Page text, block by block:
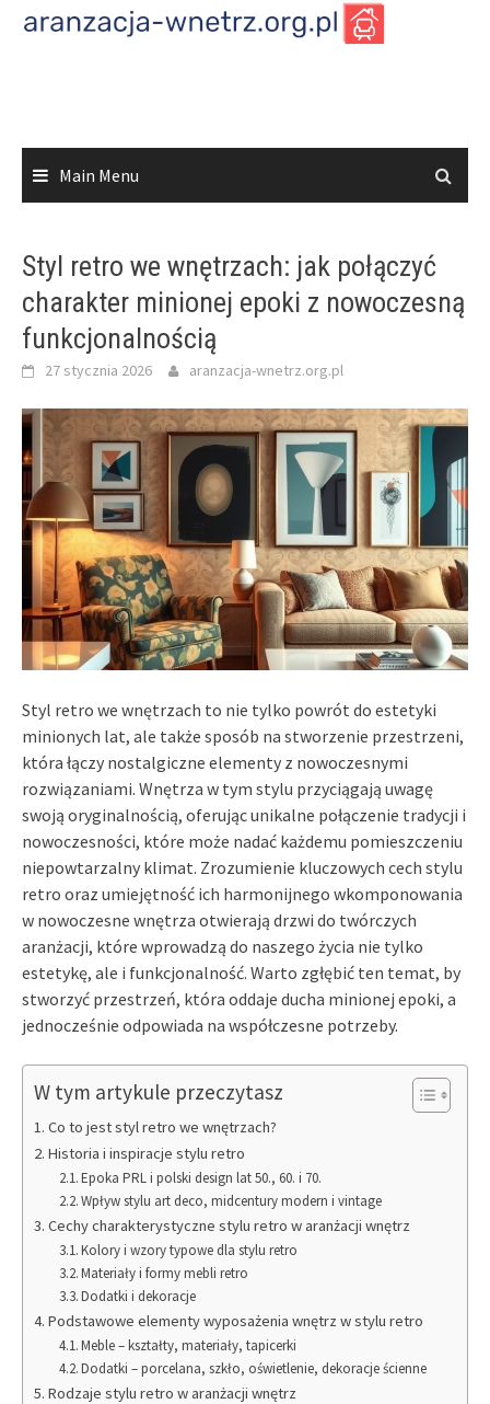
Skip
Main Menu
Styl retro we wnętrzach: jak połączyć
charakter minionej epoki z nowoczesną
funkcjonalnością
27 stycznia 2026 aranzacja-wnetrz.org.pl
Styl retro we wnętrzach to nie tylko powrót do estetyki
minionych lat, ale także sposób na stworzenie przestrzeni,
która łączy nostalgiczne elementy z nowoczesnymi
rozwiązaniami. Wnętrza w tym stylu przyciągają uwagę
swoją oryginalnością, oferując unikalne połączenie tradycji i
nowoczesności, które może nadać każdemu pomieszczeniu
niepowtarzalny klimat. Zrozumienie kluczowych cech stylu
retro oraz umiejętność ich harmonijnego wkomponowania
w nowoczesne wnętrza otwierają drzwi do twórczych
aranżacji, które wprowadzą do naszego życia nie tylko
estetykę, ale i funkcjonalność. Warto zgłębić ten temat, by
stworzyć przestrzeń, która oddaje ducha minionej epoki, a
jednocześnie odpowiada na współczesne potrzeby.
W tym artykule przeczytasz
Co to jest styl retro we wnętrzach?
Historia i inspiracje stylu retro
Epoka PRL i polski design lat 50., 60. i 70.
Wpływ stylu art deco, midcentury modern i vintage
Cechy charakterystyczne stylu retro w aranżacji wnętrz
Kolory i wzory typowe dla stylu retro
Materiały i formy mebli retro
Dodatki i dekoracje
Podstawowe elementy wyposażenia wnętrz w stylu retro
Meble – kształty, materiały, tapicerki
Dodatki – porcelana, szkło, oświetlenie, dekoracje ścienne
Rodzaje stylu retro w aranżacji wnętrz